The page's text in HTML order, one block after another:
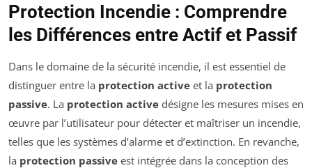
Protection Incendie : Comprendre
les Différences entre Actif et Passif
Dans le domaine de la sécurité incendie, il est essentiel de
distinguer entre la protection active et la protection
passive. La protection active désigne les mesures mises en
œuvre par l’utilisateur pour détecter et maîtriser un incendie,
telles que les systèmes d’alarme et d’extinction. En revanche,
la protection passive est intégrée dans la conception des